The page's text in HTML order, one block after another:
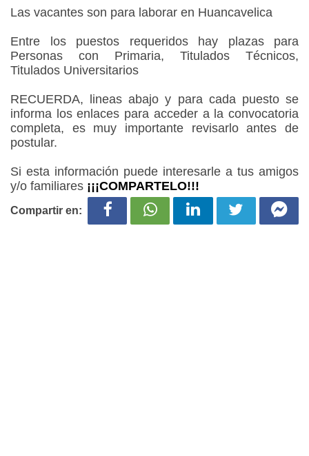
Las vacantes son para laborar en Huancavelica
Entre los puestos requeridos hay plazas para
Personas con Primaria, Titulados Técnicos,
Titulados Universitarios
RECUERDA, lineas abajo y para cada puesto se
informa los enlaces para acceder a la convocatoria
completa, es muy importante revisarlo antes de
postular.
Si esta información puede interesarle a tus amigos
y/o familiares ¡¡¡COMPARTELO!!!
Compartir en: